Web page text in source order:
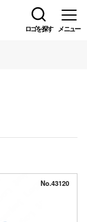
ロゴを探す メニュー
No.43120